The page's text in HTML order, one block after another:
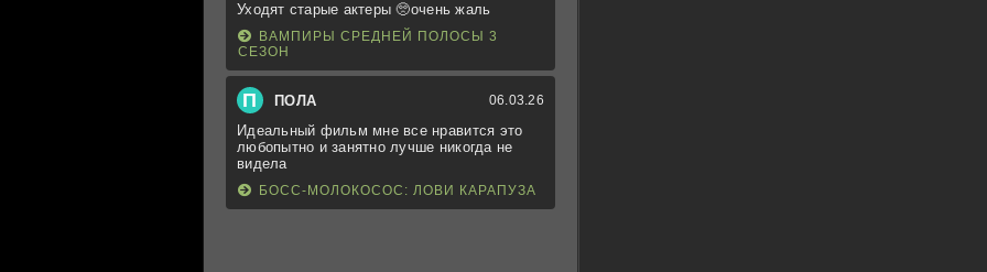
Уходят старые актеры 🥺очень жаль
ВАМПИРЫ СРЕДНЕЙ ПОЛОСЫ 3
СЕЗОН
П ПОЛА 06.03.26
Идеальный фильм мне все нравится это
любопытно и занятно лучше никогда не
видела
БОСС-МОЛОКОСОС: ЛОВИ КАРАПУЗА